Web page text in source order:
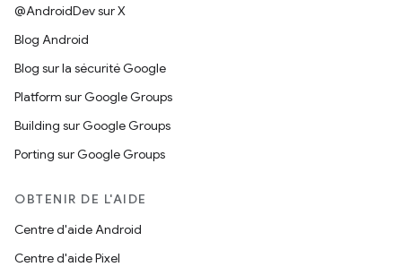
@AndroidDev sur X
Blog Android
Blog sur la sécurité Google
Platform sur Google Groups
Building sur Google Groups
Porting sur Google Groups
OBTENIR DE L'AIDE
Centre d'aide Android
Centre d'aide Pixel